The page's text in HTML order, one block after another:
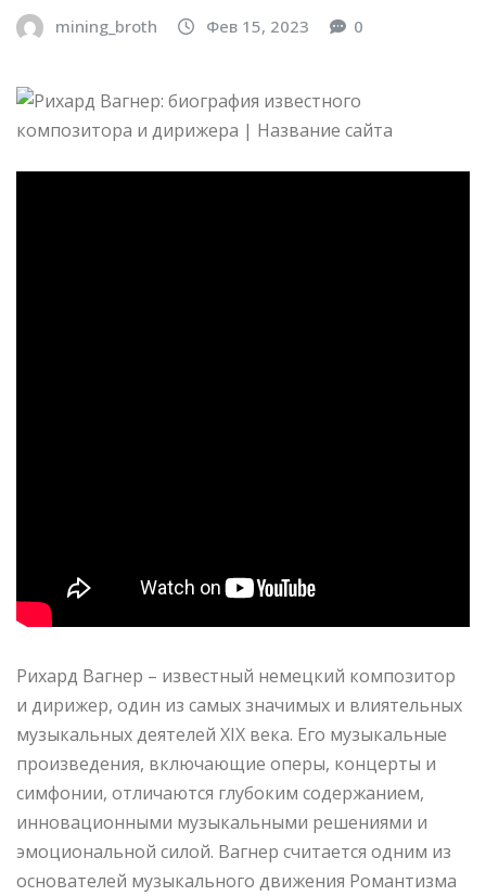
mining_broth Фев 15, 2023 0
Рихард Вагнер – известный немецкий композитор
и дирижер, один из самых значимых и влиятельных
музыкальных деятелей XIX века. Его музыкальные
произведения, включающие оперы, концерты и
симфонии, отличаются глубоким содержанием,
инновационными музыкальными решениями и
эмоциональной силой. Вагнер считается одним из
основателей музыкального движения Романтизма